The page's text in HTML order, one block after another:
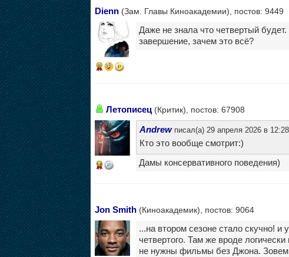
Dienn(Зам. Главы Киноакадемии), постов: 9449
8
Даже не знала что четвертый
завершение, зачем это всё?
Летописец(Критик), постов: 67908
16
Andrewписал(а) 29 апреля 2026 в 12:28
Кто это вообще смотрит:)
Дамы консервативного поведения)
Jon Smith(Киноакадемик), постов: 9064
...на втором сезоне стало скучно! и
четвертого. Там же вроде
не нужны фильмы без Джона. Зовем